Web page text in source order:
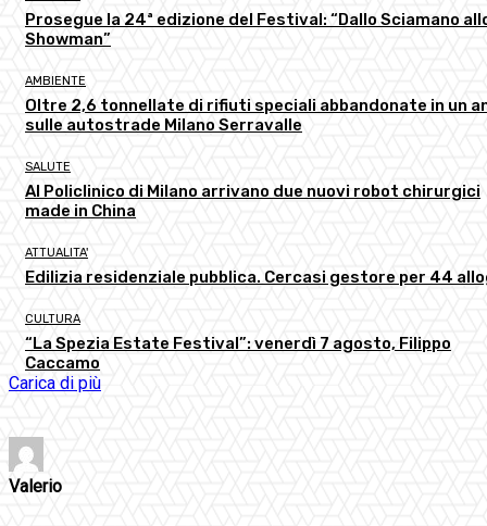
Prosegue la 24ª edizione del Festival: “Dallo Sciamano
Showman”
AMBIENTE
Oltre 2,6 tonnellate di rifiuti speciali abbandonate in un
sulle autostrade Milano Serravalle
SALUTE
Al Policlinico di Milano arrivano due nuovi robot chirurgici
made in China
ATTUALITA'
Edilizia residenziale pubblica. Cercasi gestore per 44
CULTURA
“La Spezia Estate Festival”: venerdì 7 agosto, Filippo
Caccamo
Carica di più
Valerio